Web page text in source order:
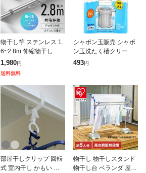
物干し竿 ステンレス 1.
6~2.8m 伸縮物干し竿
ストレート ハンガー掛
け付 軽量 組立簡単 屋
物
1,980円
送料無料
シャボン玉販売 シャボ
ン玉洗たく槽クリーナ
ー〔洗濯槽クリーナ
493円
部屋干しクリップ 回転
式 室内干し かもい ド
物干し 物干しスタンド
物干し台 ベランダ 屋外